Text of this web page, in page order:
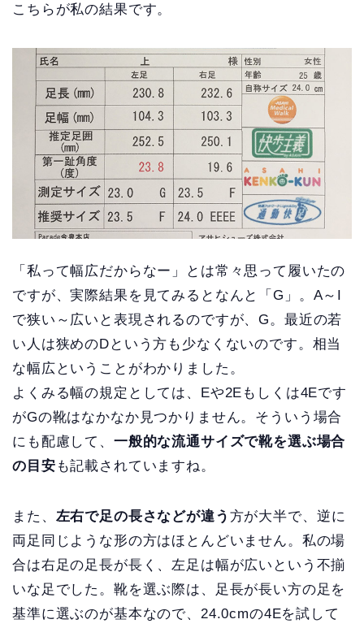
こちらが私の結果です。
「私って幅広だからなー」とは常々思って履いたの
ですが、実際結果を見てみるとなんと「G」。A～I
で狭い～広いと表現されるのですが、G。最近の若
い人は狭めのDという方も少なくないのです。相当
な幅広ということがわかりました。
よくみる幅の規定としては、Eや2Eもしくは4Eです
がGの靴はなかなか見つかりません。そういう場合
にも配慮して、 一般的な流通サイズで靴を選ぶ場合
の目安 も記載されていますね。
また、 左右で足の長さなどが違う 方が大半で、逆に
両足同じような形の方はほとんどいません。私の場
合は右足の足長が長く、左足は幅が広いという不揃
いな足でした。靴を選ぶ際は、足長が長い方の足を
基準に選ぶのが基本なので、24.0cmの4Eを試して